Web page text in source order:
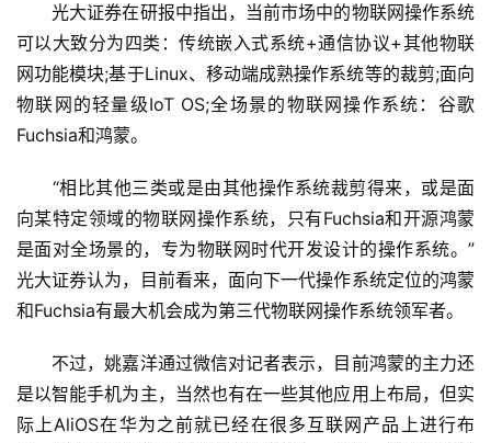
光大证券在研报中指出，当前市场中的物联网操作系统
可以大致分为四类：传统嵌入式系统+通信协议+其他物联
网功能模块;基于Linux、移动端成熟操作系统等的裁剪;面向
物联网的轻量级IoT OS;全场景的物联网操作系统：谷歌
Fuchsia和鸿蒙。
“相比其他三类或是由其他操作系统裁剪得来，或是面
向某特定领域的物联网操作系统，只有Fuchsia和开源鸿蒙
是面对全场景的，专为物联网时代开发设计的操作系统。”
光大证券认为，目前看来，面向下一代操作系统定位的鸿蒙
和Fuchsia有最大机会成为第三代物联网操作系统领军者。
不过，姚嘉洋通过微信对记者表示，目前鸿蒙的主力还
是以智能手机为主，当然也有在一些其他应用上布局，但实
际上AliOS在华为之前就已经在很多互联网产品上进行布